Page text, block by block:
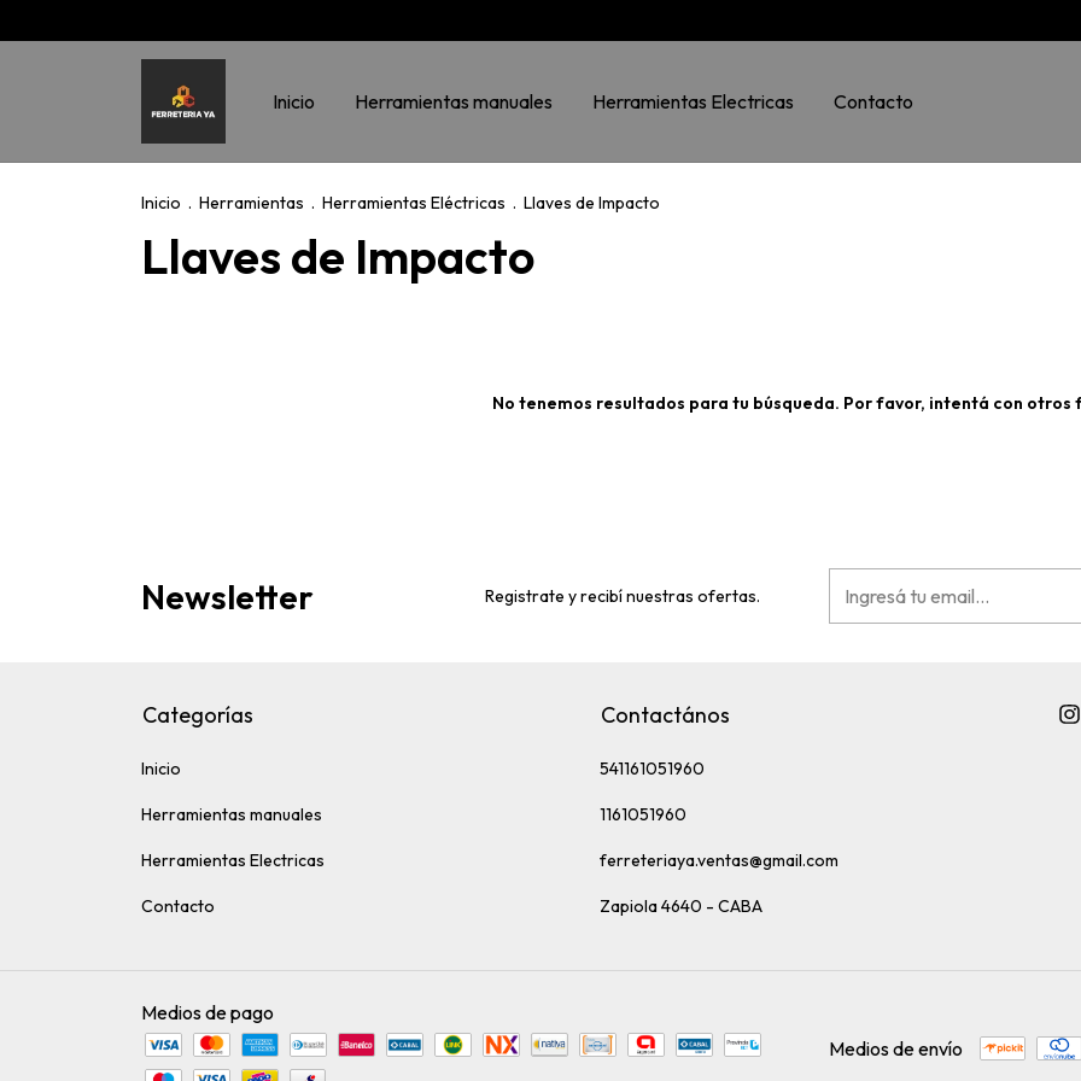
Inicio Herramientas manuales Herramientas Electricas Contacto
Inicio . Herramientas . Herramientas Eléctricas . Llaves de Impacto
Llaves de Impacto
No tenemos resultados para tu búsqueda. Por favor, intentá con otros
Newsletter Registrate y recibí nuestras ofertas.
Categorías
Inicio
Herramientas manuales
Herramientas Electricas
Contacto
Contactános
541161051960
1161051960
ferreteriaya.ventas@gmail.com
Zapiola 4640 - CABA
Medios de pago
Medios de envío